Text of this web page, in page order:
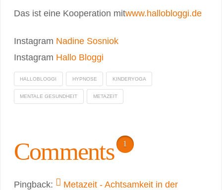
Das ist eine Kooperation mitwww.hallobloggi.de
Instagram Nadine Sosniok
Instagram Hallo Bloggi
HALLOBLOGGI HYPNOSE KINDERYOGA
MENTALE GESUNDHEIT METAZEIT
Comments 1
Pingback:
Metazeit - Achtsamkeit in der